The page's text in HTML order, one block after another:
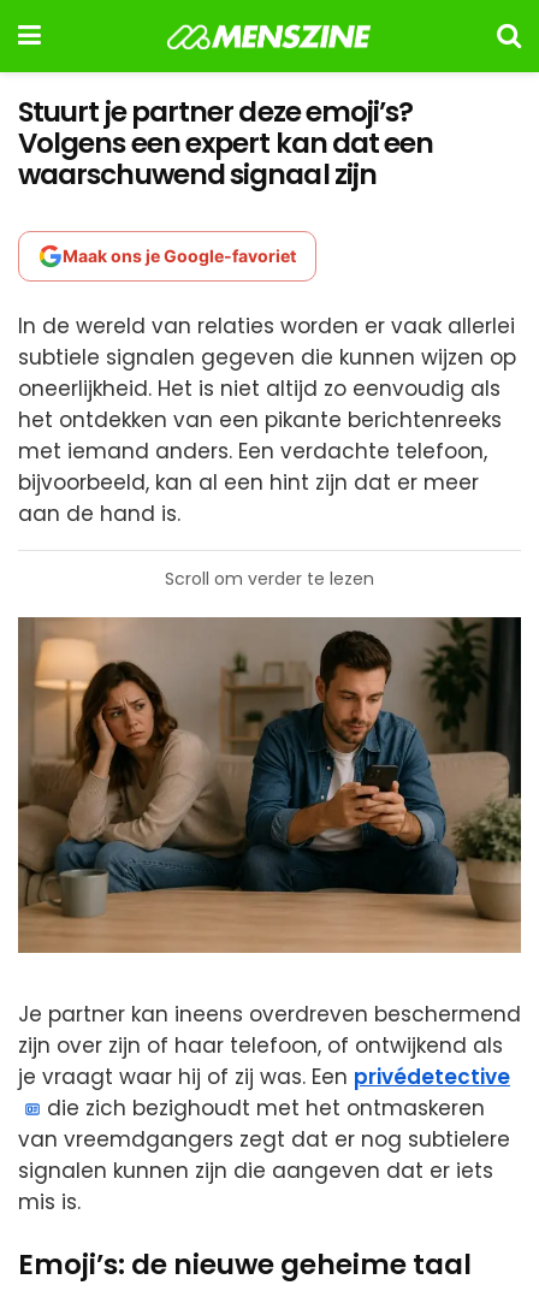
Stuurt je partner deze emoji’s?
Volgens een expert kan dat een
waarschuwend signaal zijn
Maak ons je Google-favoriet
In de wereld van relaties worden er vaak allerlei
subtiele signalen gegeven die kunnen wijzen op
oneerlijkheid. Het is niet altijd zo eenvoudig als
het ontdekken van een pikante berichtenreeks
met iemand anders. Een verdachte telefoon,
bijvoorbeeld, kan al een hint zijn dat er meer
aan de hand is.
Scroll om verder te lezen
Je partner kan ineens overdreven beschermend
zijn over zijn of haar telefoon, of ontwijkend als
je vraagt waar hij of zij was. Een privédetective
die zich bezighoudt met het ontmaskeren
van vreemdgangers zegt dat er nog subtielere
signalen kunnen zijn die aangeven dat er iets
mis is.
Emoji’s: de nieuwe geheime taal